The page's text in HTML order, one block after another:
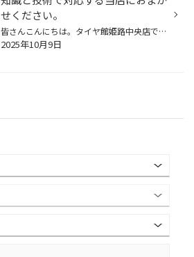
せください。
皆さんこんにちは。タイヤ館姫路中央店です！ 当店はブリヂストンのタイヤ専門店として、ドライブの快適性を“足もと”からしっかりとサポートいたします。お客様により安全・安心なカーライフを送っていただけるよう、さまざまな商品・サービスをご用意していますが、なかでもタイヤのことならぜひお...
2025年10月9日